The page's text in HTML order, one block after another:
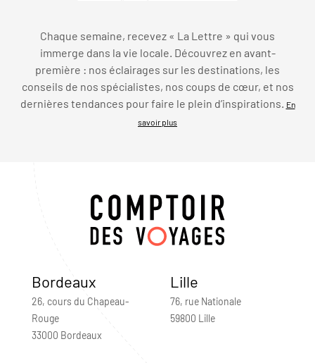
Chaque semaine, recevez « La Lettre » qui vous
immerge dans la vie locale. Découvrez en avant-
première : nos éclairages sur les destinations, les
conseils de nos spécialistes, nos coups de cœur, et nos
dernières tendances pour faire le plein d’inspirations.
En
savoir plus
Bordeaux
26, cours du Chapeau-
Rouge
33000 Bordeaux
Lille
76, rue Nationale
59800 Lille